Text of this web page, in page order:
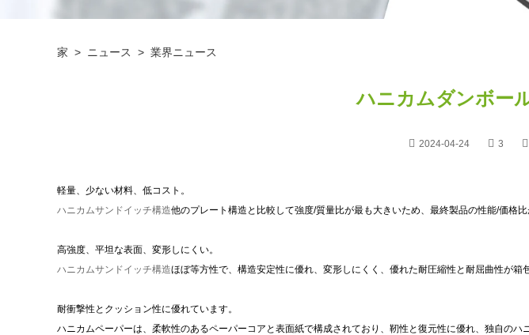
家 > ニュース > 業界ニュース
ハニカムダンボー
2024-04-24 3
軽量、少ない材料、低コスト。
ハニカムサンドイッチ構造他のプレート構造と比較して強度/質量比が最も大きいため、最終製品の性能/価格
高強度、平坦な表面、変形しにくい。
ハニカムサンドイッチ構造ほぼ等方性で、構造安定性に優れ、変形しにくく、優れた耐圧縮性と耐屈曲性が箱
耐衝撃性とクッション性に優れています。
ハニカムペーパーは、柔軟性のあるペーパーコアと表面紙で構成されており、靭性と復元性に優れ、独自の